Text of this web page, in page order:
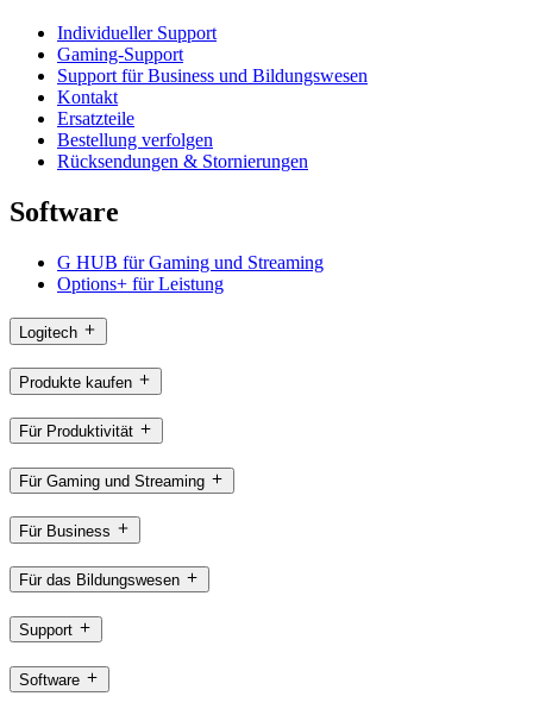
Individueller Support
Gaming-Support
Support für Business und Bildungswesen
Kontakt
Ersatzteile
Bestellung verfolgen
Rücksendungen & Stornierungen
Software
G HUB für Gaming und Streaming
Options+ für Leistung
Logitech
Produkte kaufen
Für Produktivität
Für Gaming und Streaming
Für Business
Für das Bildungswesen
Support
Software